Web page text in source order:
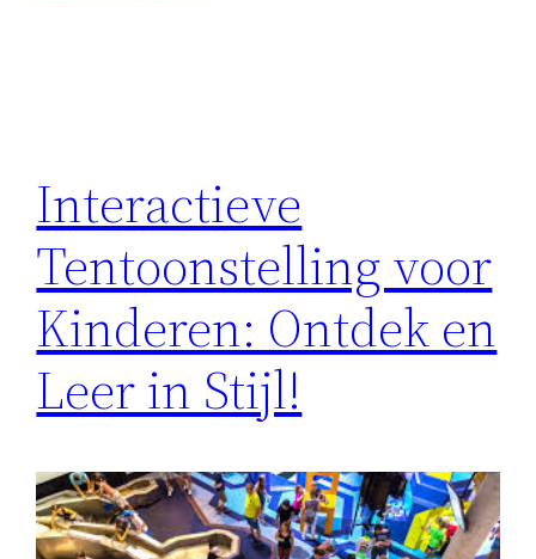
Interactieve
Tentoonstelling voor
Kinderen: Ontdek en
Leer in Stijl!